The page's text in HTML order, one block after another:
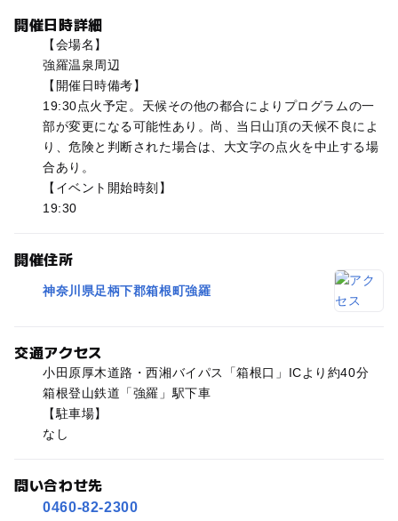
開催日時詳細
【会場名】
強羅温泉周辺
【開催日時備考】
19:30点火予定。天候その他の都合によりプログラムの一
部が変更になる可能性あり。尚、当日山頂の天候不良によ
り、危険と判断された場合は、大文字の点火を中止する場
合あり。
【イベント開始時刻】
19:30
開催住所
神奈川県足柄下郡箱根町強羅
交通アクセス
小田原厚木道路・西湘バイパス「箱根口」ICより約40分
箱根登山鉄道「強羅」駅下車
【駐車場】
なし
問い合わせ先
0460-82-2300